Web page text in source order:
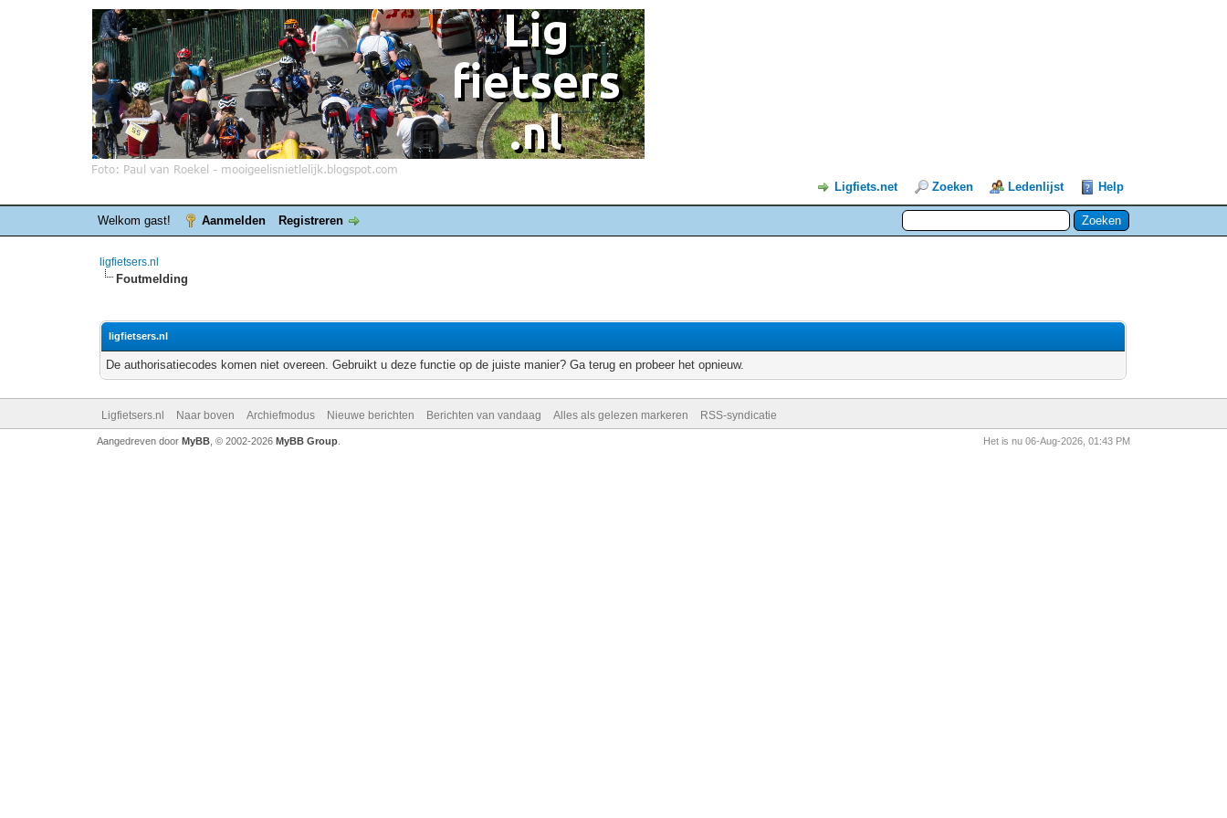
Ligfiets.net Zoeken Ledenlijst Help
Welkom gast! Aanmelden Registreren
ligfietsers.nl
Foutmelding
ligfietsers.nl
De authorisatiecodes komen niet overeen. Gebruikt u deze functie op de juiste manier? Ga terug en probeer het opnieuw.
Ligfietsers.nl Naar boven Archiefmodus Nieuwe berichten Berichten van vandaag Alles als gelezen markeren RSS-syndicatie
Het is nu 06-Aug-2026, 01:43 PM
Aangedreven door MyBB, © 2002-2026 MyBB Group.